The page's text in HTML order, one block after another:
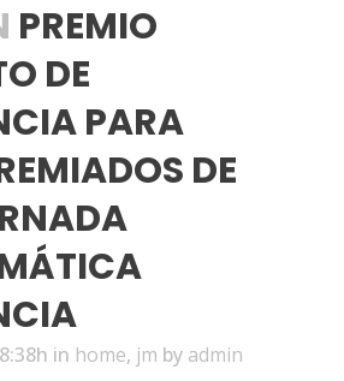
PREMIO
DE
PARA
DE
in home, jm by admin